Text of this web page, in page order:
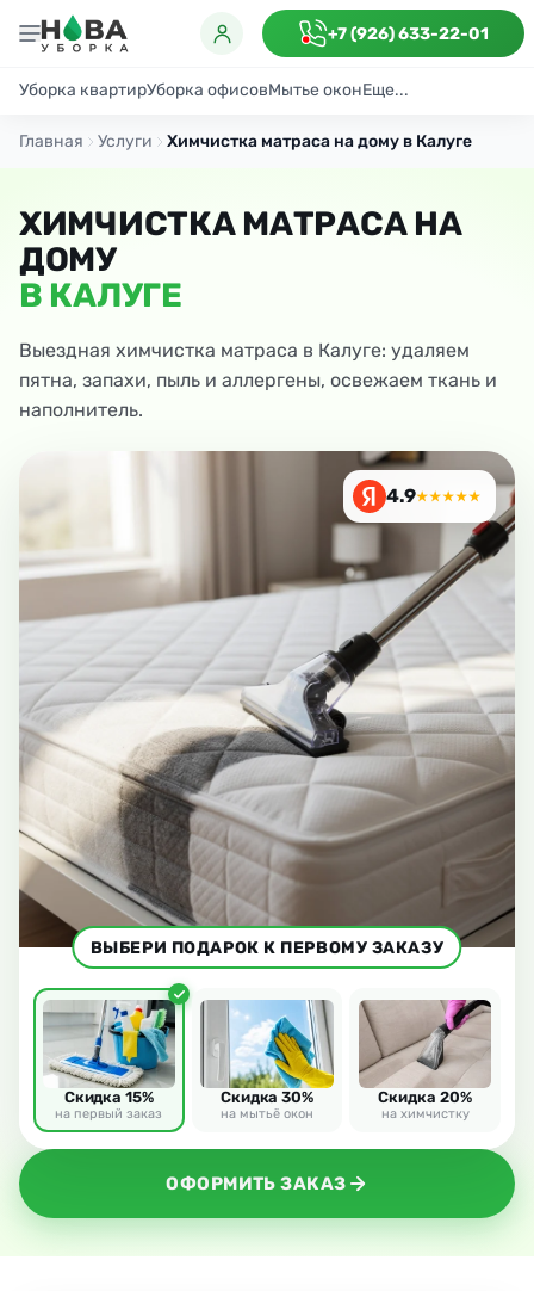
+7 (926) 633-22-01
Уборка квартирУборка офисовМытье оконЕще...
ГенеральнаяПоддерживающаяПосле ремонта
Главная Услуги Химчистка матраса на дому в Калуге
ХИМЧИСТКА МАТРАСА НА
ДОМУ
В КАЛУГЕ
Выездная химчистка матраса в Калуге: удаляем
пятна, запахи, пыль и аллергены, освежаем ткань и
наполнитель.
ОФОРМИТЬ ЗАКАЗ
4.9★★★★★
ВЫБЕРИ ПОДАРОК К ПЕРВОМУ ЗАКАЗУ
Скидка 15%
на первый заказ
Скидка 30%
на мытьё окон
Скидка 20%
на химчистку